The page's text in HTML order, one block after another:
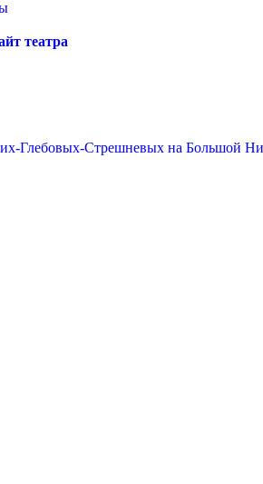
театра
Глебовых-Стрешневых на Большой